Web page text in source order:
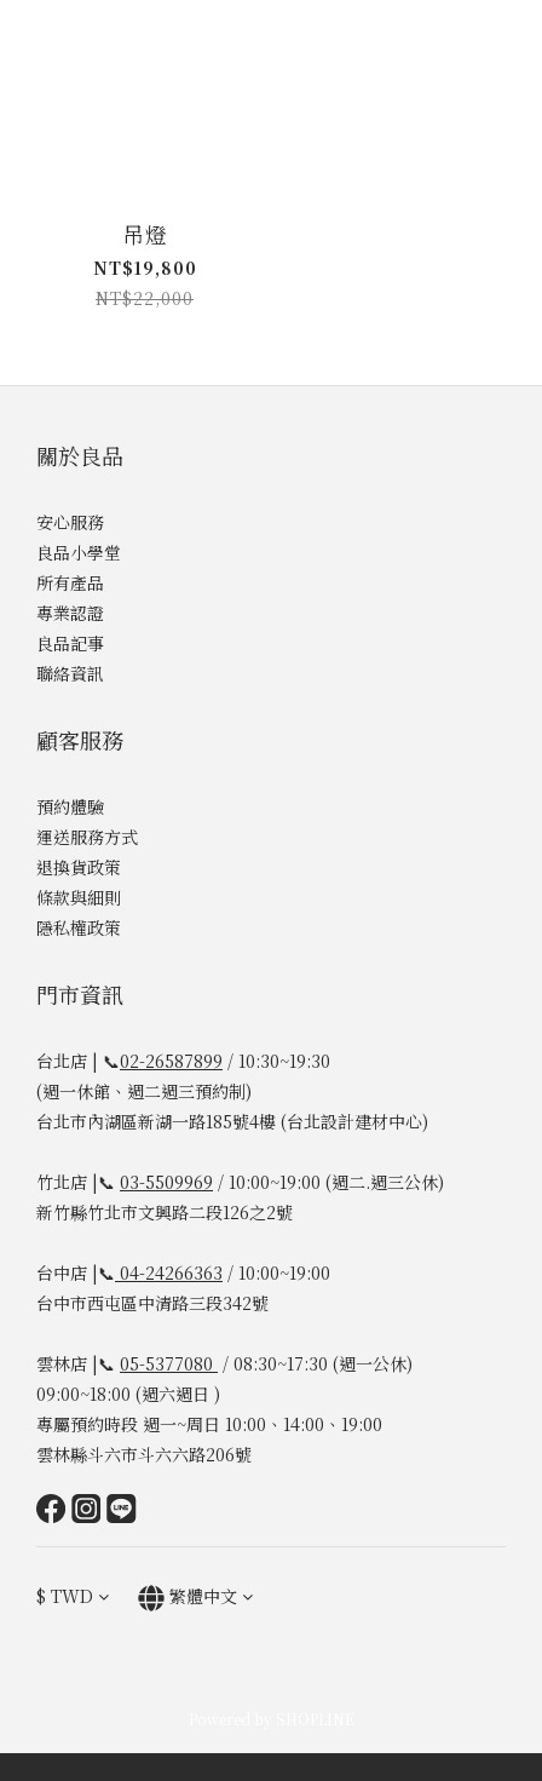
吊燈
NT$19,800
NT$22,000
關於良品
安心服務
良品小學堂
所有產品
專業認證
良品記事
聯絡資訊
顧客服務
預約體驗
運送服務方式
退換貨政策
條款與細則
隱私權政策
門市資訊
台北店 | 📞02-26587899 / 10:30~19:30
(週一休館、週二週三預約制)
台北市內湖區新湖一路185號4樓 (台北設計建材中心)
竹北店 |📞 03-5509969 / 10:00~19:00 (週二.週三公休)
新竹縣竹北市文興路二段126之2號
台中店 |📞 04-24266363 / 10:00~19:00
台中市西屯區中清路三段342號
雲林店 |📞 05-5377080 / 08:30~17:30 (週一公休)
09:00~18:00 (週六週日 )
專屬預約時段 週一~周日 10:00、14:00、19:00
雲林縣斗六市斗六六路206號
$ TWD 繁體中文